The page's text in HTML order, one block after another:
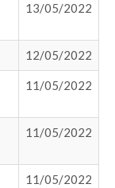
13/05/2022
12/05/2022
11/05/2022
11/05/2022
11/05/2022